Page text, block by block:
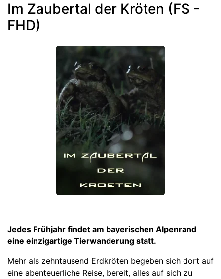
Im Zaubertal der Kröten (FS -
FHD)
Jedes Frühjahr findet am bayerischen Alpenrand
eine einzigartige Tierwanderung statt.
Mehr als zehntausend Erdkröten begeben sich dort auf
eine abenteuerliche Reise, bereit, alles auf sich zu